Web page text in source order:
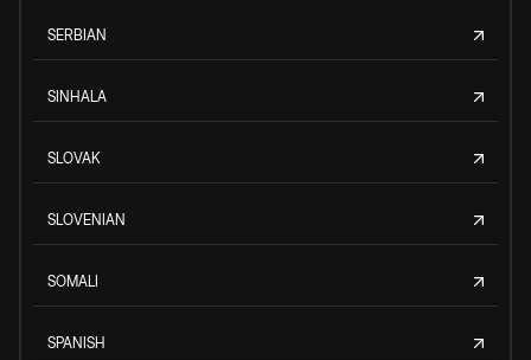
SERBIAN
SINHALA
SLOVAK
SLOVENIAN
SOMALI
SPANISH